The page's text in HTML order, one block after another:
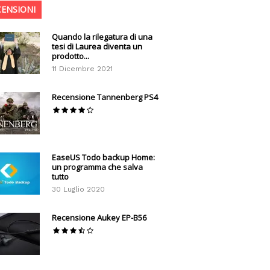
Quando la rilegatura di una
tesi di Laurea diventa un
prodotto...
11 Dicembre 2021
Recensione Tannenberg PS4
EaseUS Todo backup Home:
un programma che salva
tutto
30 Luglio 2020
Recensione Aukey EP-B56